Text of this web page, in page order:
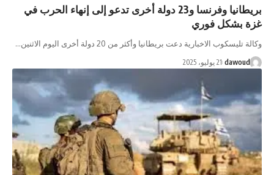
بريطانيا وفرنسا و23 دولة أخرى تدعو إلى إنهاء الحرب في
فوري
الاخبارية دعت بريطانيا وأكثر من 20 دولة أخرى اليوم الاثنين…
21 يوليو، 2025